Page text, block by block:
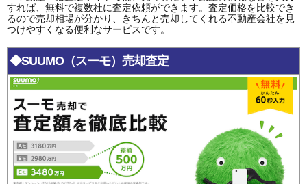
すれば、無料で複数社に査定依頼ができます。査定価格を比較でき
るので売却相場が分かり、きちんと売却してくれる不動産会社を見
つけやすくなる便利なサービスです。
◆SUUMO（スーモ）売却査定